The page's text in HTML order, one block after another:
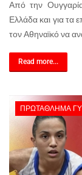
Από την
Ελλάδα και για τα
τον Αθηναϊκό να
Read more...
ΠΡΩΤΆΘΛΗΜΑ